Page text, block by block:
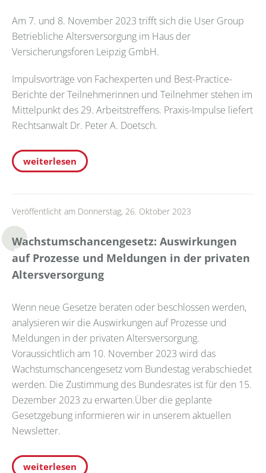
Am 7. und 8. November 2023 trifft sich die User Group
Betriebliche Altersversorgung im Haus der
Versicherungsforen Leipzig GmbH.
Impulsvorträge von Fachexperten und Best-Practice-
Berichte der Teilnehmerinnen und Teilnehmer stehen im
Mittelpunkt des 29. Arbeitstreffens. Praxis-Impulse liefert
Rechtsanwalt Dr. Peter A. Doetsch.
weiterlesen
Veröffentlicht am Donnerstag, 26. Oktober 2023
Wachstumschancengesetz: Auswirkungen
auf Prozesse und Meldungen in der privaten
Altersversorgung
Wenn neue Gesetze beraten oder beschlossen werden,
analysieren wir die Auswirkungen auf Prozesse und
Meldungen in der privaten Altersversorgung.
Voraussichtlich am 10. November 2023 wird das
Wachstumschancengesetz vom Bundestag verabschiedet
werden. Die Zustimmung des Bundesrates ist für den 15.
Dezember 2023 zu erwarten.Über die geplante
Gesetzgebung informieren wir in unserem aktuellen
Newsletter.
weiterlesen